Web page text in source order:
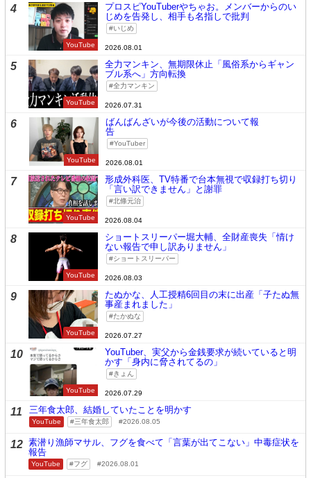
4
YouTube
プロスピYouTuberやちゃお。メンバーからのい
じめを告発し、相手も名指しで批判
いじめ
2026.08.01
5
YouTube
全力マンキン、無期限休止「風俗系からギャン
ブル系へ」方向転換
全力マンキン
2026.07.31
6
YouTube
ばんばんざいが今後の活動について報
告
YouTuber
2026.08.01
7
YouTube
形成外科医、TV特番で台本無視で収録打ち切り
「言い訳できません」と謝罪
北條元治
2026.08.04
8
YouTube
ショートスリーパー堀大輔、全財産喪失「情け
ない報告で申し訳ありません」
ショートスリーパー
2026.08.03
9
YouTube
たぬかな、人工授精6回目の末に出産「子たぬ無
事産まれました」
たかぬな
2026.07.27
10
YouTube
YouTuber、実父から金銭要求が続いていると明
かす「身内に脅されてるの」
きょん
2026.07.29
11 三年食太郎、結婚していたことを明かす
YouTube 三年食太郎 2026.08.05
12 素潜り漁師マサル、フグを食べて「言葉が出てこない」中毒症状を
報告
YouTube フグ 2026.08.01